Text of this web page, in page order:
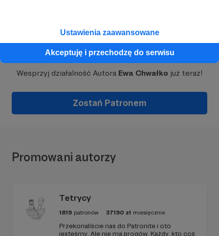
Ustawienia zaawansowane
Akceptuję i przechodzę do serwisu
Dołącz do grona Patronów!
Wesprzyj działalność Autora Ewa Chwałko już teraz!
Zostań Patronem
Promowani autorzy
Tetrycy
1819 patronów 37190 zł miesięcznie
Przekonaliście nas do Patronite i oto
jesteśmy. Ale nie ma progów. Każdy, kto coś